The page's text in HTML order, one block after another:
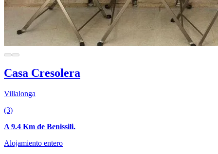
Casa Cresolera
Villalonga
(3)
A 9.4 Km de Benissili.
Alojamiento entero